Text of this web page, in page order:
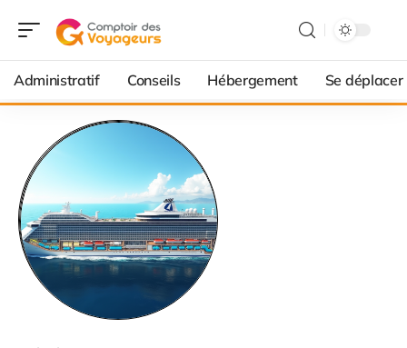
Administratif Conseils Hébergement Se déplacer